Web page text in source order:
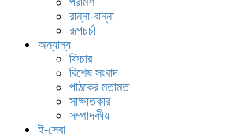
রান্না-বান্না
রূপচর্চা
অন্যান্য
ফিচার
বিশেষ সংবাদ
পাঠকের মতামত
সাক্ষাতকার
সম্পাদকীয়
ই-সেবা